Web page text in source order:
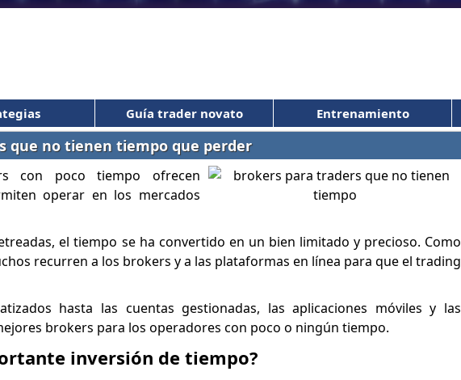
Guía trader novato Entrenamiento
que no tienen tiempo que perder
con poco tiempo ofrecen
operar en los mercados
el tiempo se ha convertido en un bien limitado y precioso. Como
recurren a los brokers y a las plataformas en línea para que el trading
hasta las cuentas gestionadas, las aplicaciones móviles y las
brokers para los operadores con poco o ningún tiempo.
inversión de tiempo?